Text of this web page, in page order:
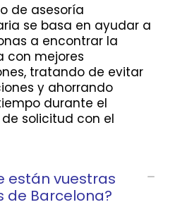
de asesoría
se basa en ayudar a
a encontrar la
con mejores
tratando de evitar
y ahorrando
durante el
solicitud con el
están vuestras
de Barcelona?